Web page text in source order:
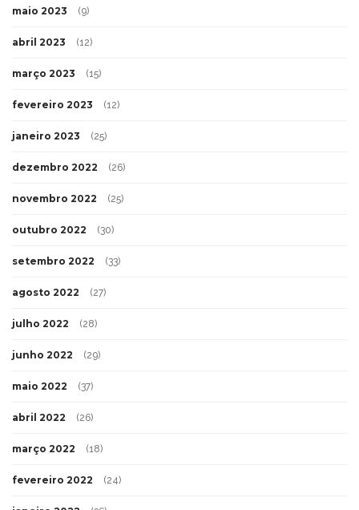
maio 2023 (9)
abril 2023 (12)
março 2023 (15)
fevereiro 2023 (12)
janeiro 2023 (25)
dezembro 2022 (26)
novembro 2022 (25)
outubro 2022 (30)
setembro 2022 (33)
agosto 2022 (27)
julho 2022 (28)
junho 2022 (29)
maio 2022 (37)
abril 2022 (26)
março 2022 (18)
fevereiro 2022 (24)